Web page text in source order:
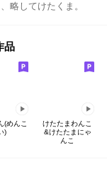
略してけたくま。
品
(めんこ
)
けたたまわんこ
&けたたまにゃ
んこ